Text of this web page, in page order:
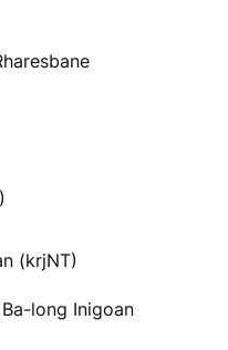
(krjNT)
Ba-long Inigoan